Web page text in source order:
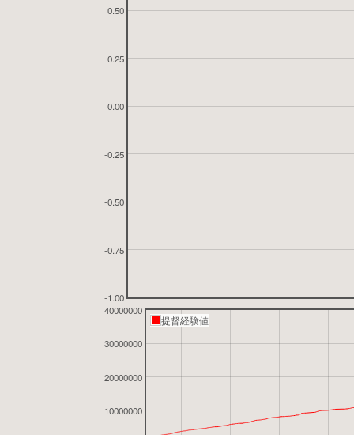
-1.00
-0.75
-0.50
-0.25
0.00
0.25
0.50
10000000
20000000
30000000
40000000
提督経験値